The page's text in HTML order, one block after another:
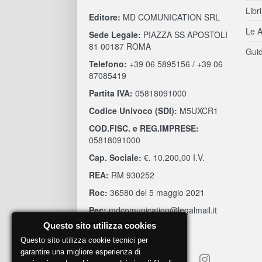
Editore: MD COMUNICATION SRL
Sede Legale: PIAZZA SS APOSTOLI
81 00187 ROMA
Telefono: +39 06 5895156 / +39 06
87085419
Partita IVA: 05818091000
Codice Univoco (SDI): M5UXCR1
COD.FISC. e REG.IMPRESE:
05818091000
Cap. Sociale: €. 10.200,00 I.V.
REA: RM 930252
Roc: 36580 del 5 maggio 2021
Pec:mdcomunication@legalmail.it
Libri
Le
Questo sito utilizza cookies
Questo sito utilizza cookie tecnici per
garantire una migliore esperienza di